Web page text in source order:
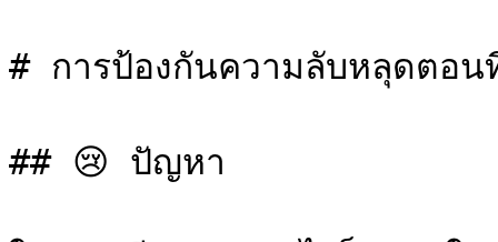
# การป้องกันความลับหลุดตอ
## 😢 ปัญหา